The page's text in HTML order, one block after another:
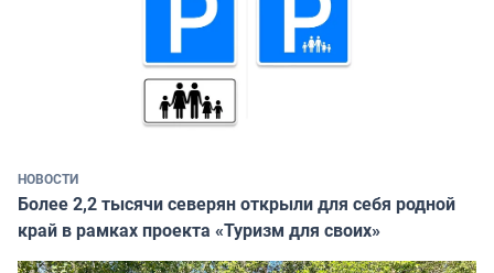
НОВОСТИ
Более 2,2 тысячи северян открыли для себя родной
край в рамках проекта «Туризм для своих»